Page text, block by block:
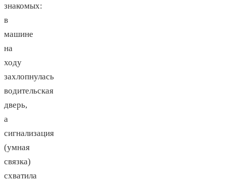
знакомых:
в
машине
на
ходу
захлопнулась
водительская
дверь,
а
сигнализация
(умная
связка)
схватила